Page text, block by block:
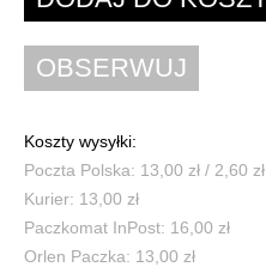
Koszty wysyłki:
Poczta Polska: 13,00 zł / 2,60 zł
Kurier: 13,00 zł
Paczkomat InPost: 16,00 zł
Orlen Paczka: 13,00 zł